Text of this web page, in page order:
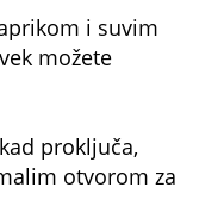
i suvim
možete
proključa,
otvorom za